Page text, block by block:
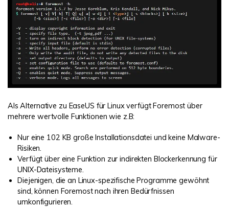
Als Alternative zu EaseUS für Linux verfügt Foremost über
mehrere wertvolle Funktionen wie z.B:
Nur eine 102 KB große Installationsdatei und keine Malware-
Risiken.
Verfügt über eine Funktion zur indirekten Blockerkennung für
UNIX-Dateisysteme.
Diejenigen, die an Linux-spezifische Programme gewöhnt
sind, können Foremost nach ihren Bedürfnissen
umkonfigurieren.